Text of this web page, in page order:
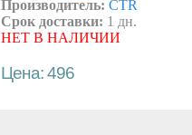
Производитель: CTR
Срок доставки: 1 дн.
НЕТ В НАЛИЧИИ
Цена: 496